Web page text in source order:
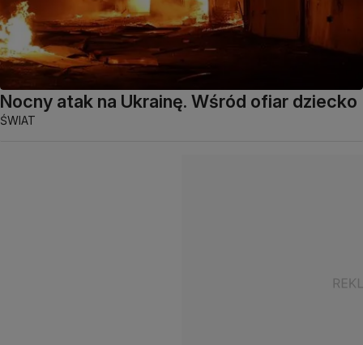
Nocny atak na Ukrainę. Wśród ofiar dziecko
ŚWIAT